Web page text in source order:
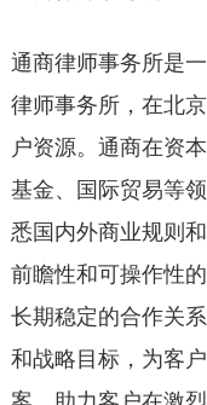
通商律师事务所是
律师事务所，在北
户资源。通商在资
基金、国际贸易等
悉国内外商业规则
前瞻性和可操作性
长期稳定的合作关
和战略目标，为客